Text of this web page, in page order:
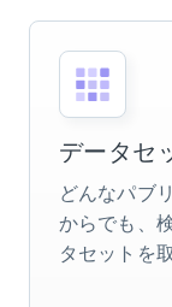
データセ
どんなパブ
からでも、
タセットを